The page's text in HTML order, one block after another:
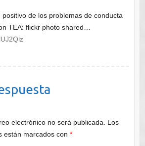
positivo de los problemas de conducta
TEA: flickr photo shared…
electrónico no será publicada.
Los
están marcados con *